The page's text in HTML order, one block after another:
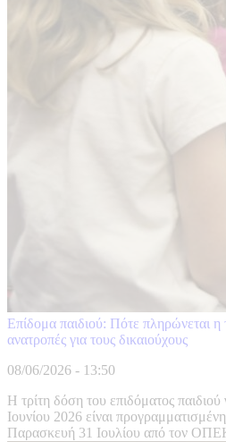
Επίδομα παιδιού: Πότε πληρώνεται
ανατροπές για τους δικαιούχους
08/06/2026 - 13:50
Η τρίτη δόση του επιδόματος
Ιουνίου 2026 είναι
Παρασκευή 31 Ιουλίου από τον